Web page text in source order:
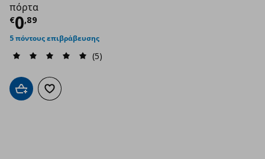
πόρτα
€0,89
Τρέχουσα τιμή
5 πόντους επιβράβευσης
(5)
Προσθήκη στο καλάθι
Προσθήκη στα αγαπημένα